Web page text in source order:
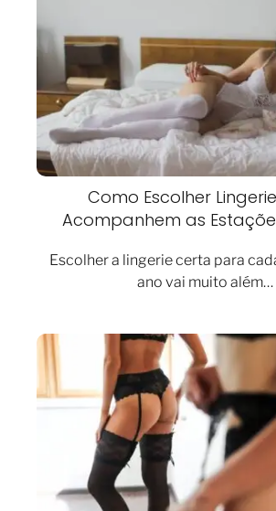
Como Escolher
Acompanhem as
Escolher a lingerie certa para
ano vai muito além…